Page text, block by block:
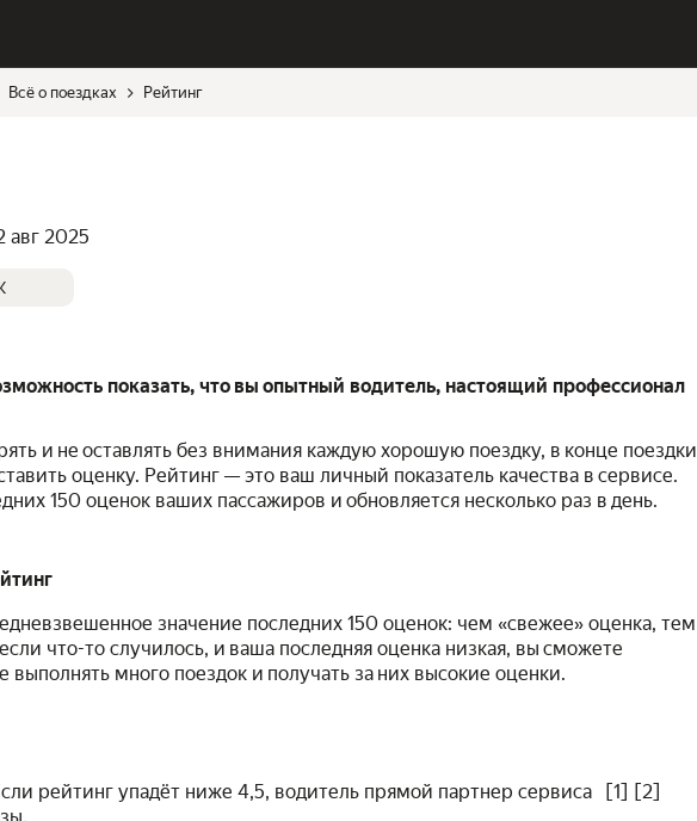
Всё о поездках Рейтинг
авг 2025
показать, что вы опытный водитель, настоящий профессионал
и не оставлять без внимания каждую хорошую поездку, в конце поездки
оценку. Рейтинг — это ваш личный показатель качества в сервисе.
150 оценок ваших пассажиров и обновляется несколько раз в день.
значение последних 150 оценок: чем «свежее» оценка, тем
что-то случилось, и ваша последняя оценка низкая, вы сможете
выполнять много поездок и получать за них высокие оценки.
рейтинг упадёт ниже 4,5, водитель прямой партнер сервиса [1] [2]